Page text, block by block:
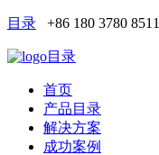
目录 +86 180 3780 8511
目录
首页
产品目录
解决方案
成功案例